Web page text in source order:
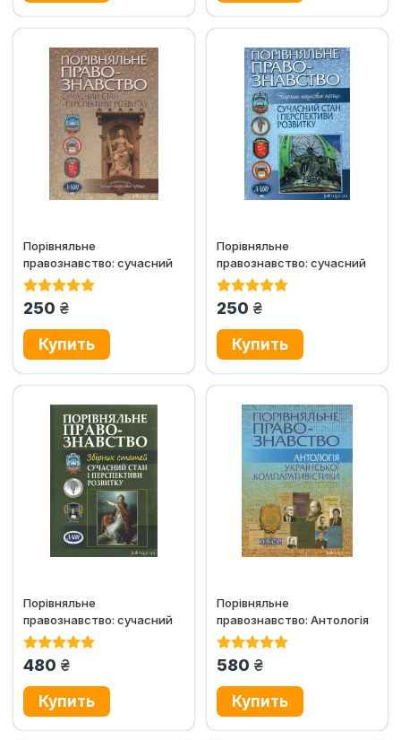
Порівняльне
правознавство: сучасний
стан і перспективи
250 грн.
Порівняльне
правознавство: сучасний
стан і перспективи
250 грн.
Порівняльне
правознавство: сучасний
стан і перспективи
480 грн.
Порівняльне
правознавство: Антологія
української
580 грн.